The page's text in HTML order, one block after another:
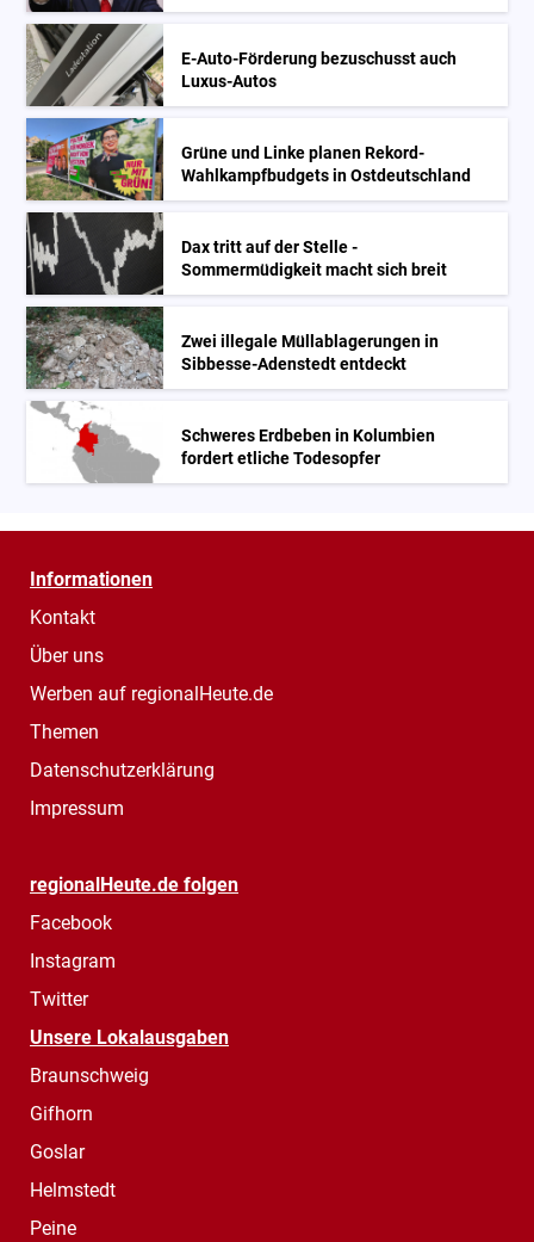
E-Auto-Förderung bezuschusst auch
Luxus-Autos
Grüne und Linke planen Rekord-
Wahlkampfbudgets in Ostdeutschland
Dax tritt auf der Stelle -
Sommermüdigkeit macht sich breit
Zwei illegale Müllablagerungen in
Sibbesse-Adenstedt entdeckt
Schweres Erdbeben in Kolumbien
fordert etliche Todesopfer
Informationen
Kontakt
Über uns
Werben auf regionalHeute.de
Themen
Datenschutzerklärung
Impressum
regionalHeute.de folgen
Facebook
Instagram
Twitter
Unsere Lokalausgaben
Braunschweig
Gifhorn
Goslar
Helmstedt
Peine